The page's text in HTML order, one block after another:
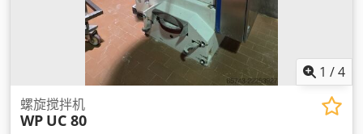
1 /4
螺旋搅拌机
WP UC 80